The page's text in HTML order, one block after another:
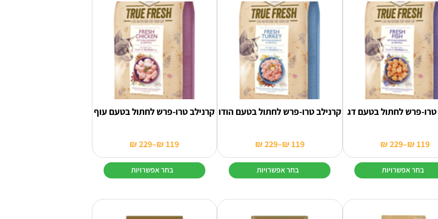
טרו-פרש לחתול בטעם דג
₪119
–
₪229
טווח
מחירים:
⁦₪ 119⁩
בחר אפשרויות
קרנילב טרו-פרש לחתול בטעם הודו
₪119
–
₪229
טווח
מחירים:
⁦₪ 119⁩
בחר אפשרויות
יש
מספר
קרנילב טרו-פרש לחתול בטעם עוף
₪119
–
₪229
טווח
מחירים:
⁦₪ 119⁩
בחר אפשרויות
יש
מספר